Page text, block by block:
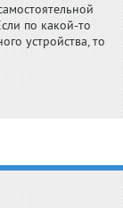
по какой-то
устройства, то